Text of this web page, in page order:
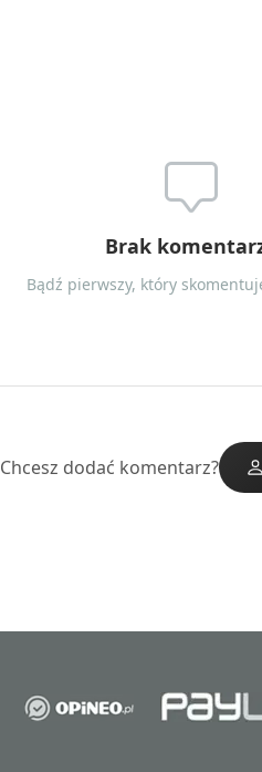
Brak
Bądź pierwszy, który
Chcesz dodać komentarz?